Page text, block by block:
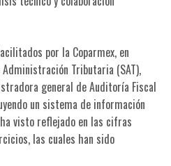
por la Coparmex, en
Tributaria (SAT),
general de Auditoría Fiscal
un sistema de información
visto reflejado en las cifras
las cuales han sido